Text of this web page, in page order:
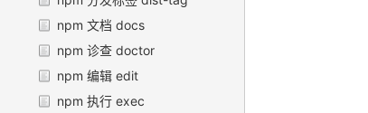
npm 文档 docs
npm 诊查 doctor
npm 编辑 edit
npm 执行 exec